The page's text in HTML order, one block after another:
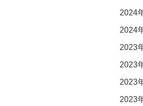
2024
2024
2023
2023
2023
2023